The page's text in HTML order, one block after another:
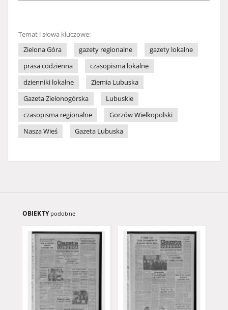
Temat i słowa kluczowe:
Zielona Góra
gazety regionalne
gazety lokalne
prasa codzienna
czasopisma lokalne
dzienniki lokalne
Ziemia Lubuska
Gazeta Zielonogórska
Lubuskie
czasopisma regionalne
Gorzów Wielkopolski
Nasza Wieś
Gazeta Lubuska
OBIEKTY podobne